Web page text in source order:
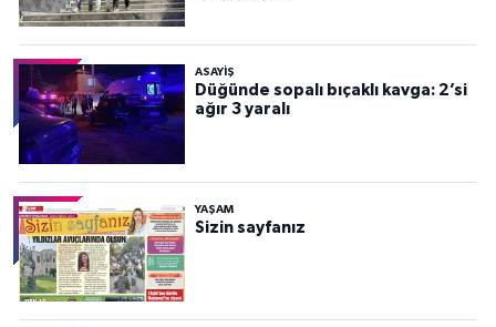
ASAYİŞ
Düğünde sopalı bıçaklı kavga: 2’si
ağır 3 yaralı
YAŞAM
Sizin sayfanız